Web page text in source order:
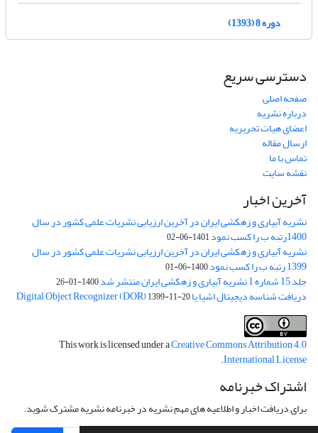
دوره 8 (1393)
دسترسی سریع
صفحه اصلی
درباره نشریه
اعضای هیات تحریریه
ارسال مقاله
تماس با ما
نقشه سایت
آخرین اخبار
نشریه آبیاری و زهکشی ایران در آخرین ارزیابی نشریات علمی کشور در سال
1400رتبه ب را کسب نمود 1401-06-02
نشریه آبیاری و زهکشی ایران در آخرین ارزیابی نشریات علمی کشور در سال
1399 رتبه ب را کسب نمود 1400-06-01
جلد 15 شماره 1 نشریه آبیاری و زهکشی ایران منتشر شد 1400-01-26
دریافت شناسه دیجیتال اشیا یا Digital Object Recognizer (DOR)1399-11-20
This work is licensed under aCreative Commons Attribution 4.0
International License
.
اشتراک خبرنامه
برای دریافت اخبار و اطلاعیه های مهم نشریه در خبرنامه نشریه مشترک شوید.